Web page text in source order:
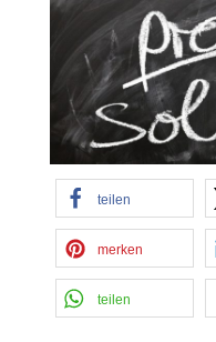
teilen
merken
teilen